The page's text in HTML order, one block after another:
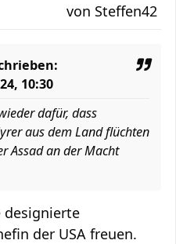
von Steffen42
10:30
dafür, dass
aus dem Land flüchten
Assad an der Macht
designierte
der USA freuen.